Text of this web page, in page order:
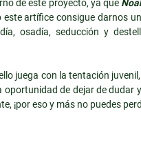
de este proyecto, ya que
artífice consigue darnos
osadía, seducción y
juega con la tentación
de dejar de dudar
¡por eso y más no puedes